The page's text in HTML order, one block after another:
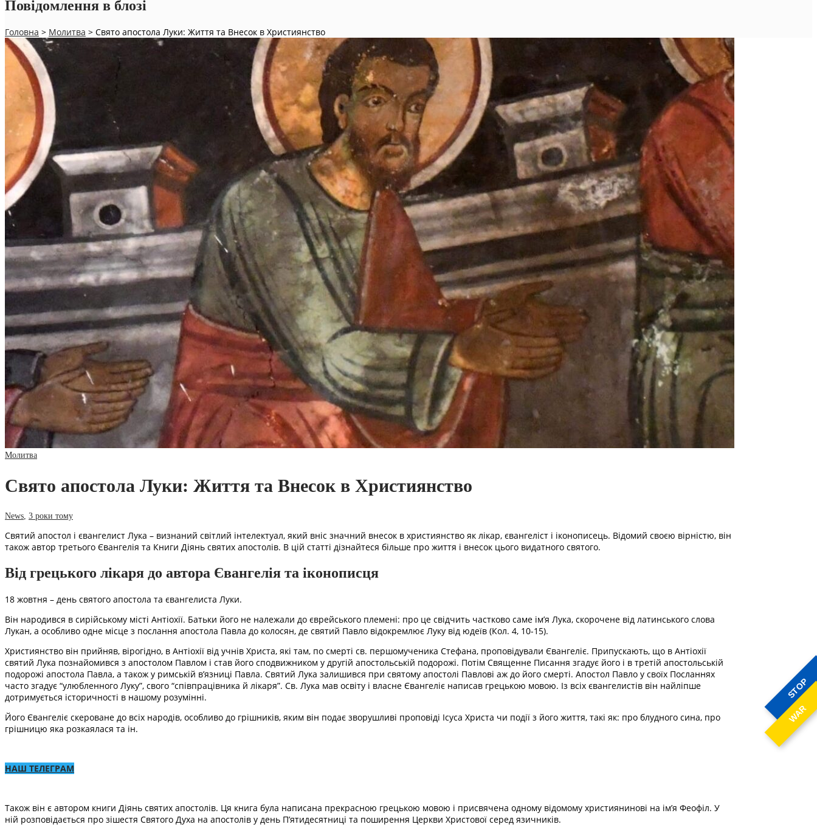
STOP
WAR
Повідомлення в блозі
Головна > Молитва > Свято апостола Луки: Життя та Внесок в Християнство
Молитва
Свято апостола Луки: Життя та Внесок в Християнство
News 3 роки тому
Святий апостол і євангелист Лука – визнаний світлий інтелектуал, який вніс значний внесок в християнство як лікар, євангеліст і іконописець. Відомий своєю вірністю, він
також автор третього Євангелія та Книги Діянь святих апостолів. В цій статті дізнайтеся більше про життя і внесок цього видатного святого.
Від грецького лікаря до автора Євангелія та іконописця
18 жовтня – день святого апостола та євангелиста Луки.
Він народився в сирійському місті Антіохії. Батьки його не належали до єврейського племені: про це свідчить частково саме ім’я Лука, скорочене від латинського слова
Лукан, а особливо одне місце з послання апостола Павла до колосян, де святий Павло відокремлює Луку від юдеїв (Кол. 4, 10-15).
Християнство він прийняв, вірогідно, в Антіохії від учнів Христа, які там, по смерті св. першомученика Стефана, проповідували Євангеліє. Припускають, що в Антіохії
святий Лука познайомився з апостолом Павлом і став його сподвижником у другій апостольській подорожі. Потім Священне Писання згадує його і в третій апостольській
подорожі апостола Павла, а також у римській в’язниці Павла. Святий Лука залишився при святому апостолі Павлові аж до його смерті. Апостол Павло у своїх Посланнях
часто згадує “улюбленного Луку”, свого “співпрацівника й лікаря”. Св. Лука мав освіту і власне Євангеліє написав грецькою мовою. Із всіх євангелистів він найліпше
дотримується історичності в нашому розумінні.
Його Євангеліє скероване до всіх народів, особливо до грішників, яким він подає зворушливі проповіді Ісуса Христа чи події з його життя, такі як: про блудного сина, про
грішницю яка розкаялася та ін.
НАШ ТЕЛЕГРАМ
Також він є автором книги Діянь святих апостолів. Ця книга була написана прекрасною грецькою мовою і присвячена одному відомому християнинові на ім’я Феофіл. У
ній розповідається про зішестя Святого Духа на апостолів у день П’ятидесятниці та поширення Церкви Христової серед язичників.